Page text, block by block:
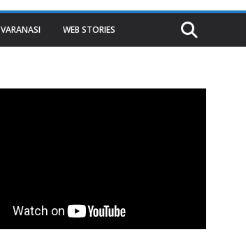
VARANASI WEB STORIES